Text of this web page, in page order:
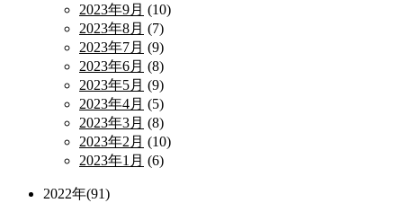
2023年9月 (10)
2023年8月 (7)
2023年7月 (9)
2023年6月 (8)
2023年5月 (9)
2023年4月 (5)
2023年3月 (8)
2023年2月 (10)
2023年1月 (6)
2022年(91)